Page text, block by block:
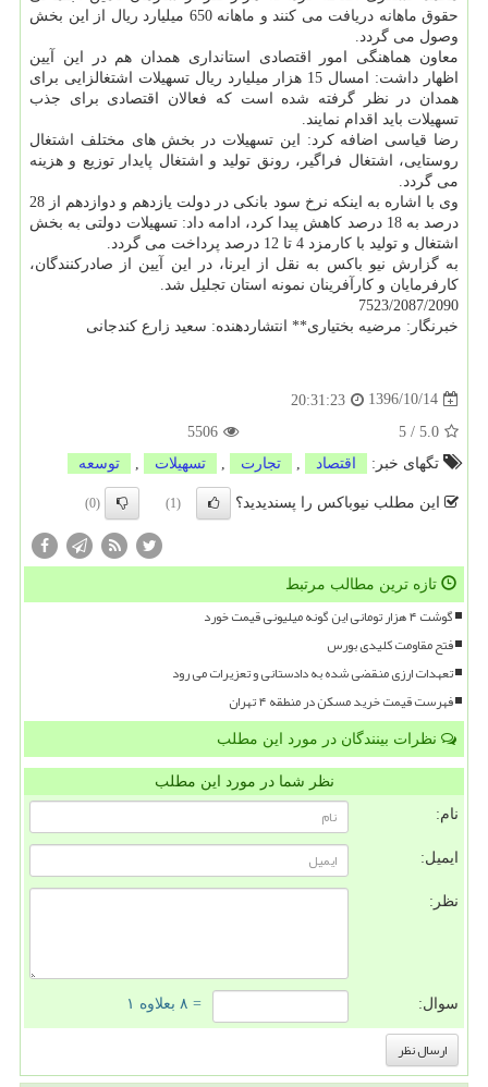
حقوق ماهانه دریافت می كنند و ماهانه 650 میلیارد ریال از این بخش
وصول می گردد.
معاون هماهنگی امور اقتصادی استانداری همدان هم در این آیین
اظهار داشت: امسال 15 هزار میلیارد ریال تسهیلات اشتغالزایی برای
همدان در نظر گرفته شده است كه فعالان اقتصادی برای جذب
تسهیلات باید اقدام نمایند.
رضا قیاسی اضافه كرد: این تسهیلات در بخش های مختلف اشتغال
روستایی، اشتغال فراگیر، رونق تولید و اشتغال پایدار توزیع و هزینه
می گردد.
وی با اشاره به اینكه نرخ سود بانكی در دولت یازدهم و دوازدهم از 28
درصد به 18 درصد كاهش پیدا كرد، ادامه داد: تسهیلات دولتی به بخش
اشتغال و تولید با كارمزد 4 تا 12 درصد پرداخت می گردد.
به گزارش نیو باكس به نقل از ایرنا، در این آیین از صادركنندگان،
كارفرمایان و كارآفرینان نمونه استان تجلیل شد.
7523/2087/2090
خبرنگار: مرضیه بختیاری** انتشاردهنده: سعید زارع كندجانی
1396/10/14
20:31:23
5.0
/
5
5506
تگهای خبر:
اقتصاد تجارت تسهیلات توسعه
این مطلب نیوباکس را پسندیدید؟ (1)
(0)
تازه ترین مطالب مرتبط
گوشت ۴ هزار تومانی این گونه میلیونی قیمت خورد
فتح مقاومت کلیدی بورس
تعهدات ارزی منقضی شده به دادستانی و تعزیرات می رود
فهرست قیمت خرید مسکن در منطقه ۴ تهران
نظرات بینندگان در مورد این مطلب
نظر شما در مورد این مطلب
نام:
ایمیل:
نظر:
سوال: = ۸ بعلاوه ۱